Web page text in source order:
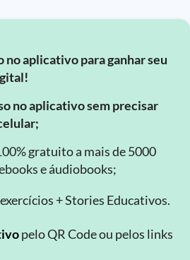
no aplicativo para ganhar seu
no aplicativo sem precisar
gratuito a mais de 5000
e áudiobooks;
+ Stories Educativos.
pelo QR Code ou pelos links